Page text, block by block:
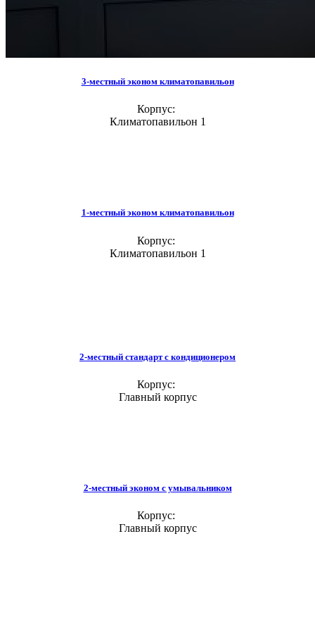
3-местный эконом климатопавильон
Корпус:
Климатопавильон 1
1-местный эконом климатопавильон
Корпус:
Климатопавильон 1
2-местный стандарт с кондиционером
Корпус:
Главный корпус
2-местный эконом с умывальником
Корпус:
Главный корпус